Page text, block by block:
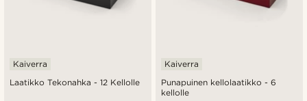
Laatikko Tekonahka - 12 Kellolle
Kaiverra
Punapuinen kellolaatikko - 6
kellolle
Kaiverra